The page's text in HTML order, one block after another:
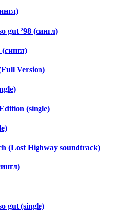
gut ’98 (сингл)
Version)
(single)
(Lost Highway soundtrack)
gut (single)